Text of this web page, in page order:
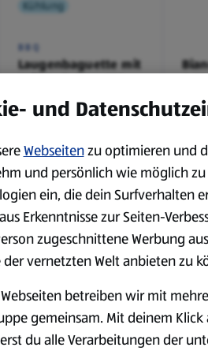
Kühlung
BBQ
Laugenbaguette mit
0,18 kg
(4,51 €/1 kg)
0,79 €² 1,29 €
0,75 l
Sortiment.
Markenprodukte
und
Webseitenzu optimieren und
und persönlich wie möglich
ein, die dein Surfverhalten
Erkenntnisse zur Seiten-
zugeschnittene Werbung
der vernetzten Welt anbieten zu
betreiben wir mit
gemeinsam. Mit deinem Klick
du alle Verarbeitungen der